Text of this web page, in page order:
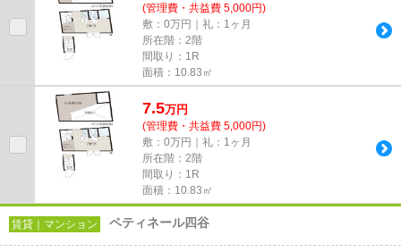
(管理費・共益費 5,000円)
敷：0万円｜礼：1ヶ月
所在階：2階
間取り：1R
面積：10.83㎡
7.5万円
(管理費・共益費 5,000円)
敷：0万円｜礼：1ヶ月
所在階：2階
間取り：1R
面積：10.83㎡
賃貸｜マンション ペティネール四谷